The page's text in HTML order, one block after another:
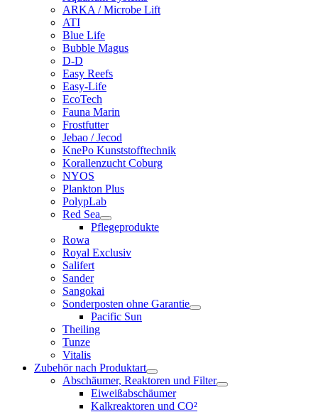
ARKA / Microbe Lift
ATI
Blue Life
Bubble Magus
D-D
Easy Reefs
Easy-Life
EcoTech
Fauna Marin
Frostfutter
Jebao / Jecod
KnePo Kunststofftechnik
Korallenzucht Coburg
NYOS
Plankton Plus
PolypLab
Red Sea
Pflegeprodukte
Rowa
Royal Exclusiv
Salifert
Sander
Sangokai
Sonderposten ohne Garantie
Pacific Sun
Theiling
Tunze
Vitalis
Zubehör nach Produktart
Abschäumer, Reaktoren und Filter
Eiweißabschäumer
Kalkreaktoren und CO²